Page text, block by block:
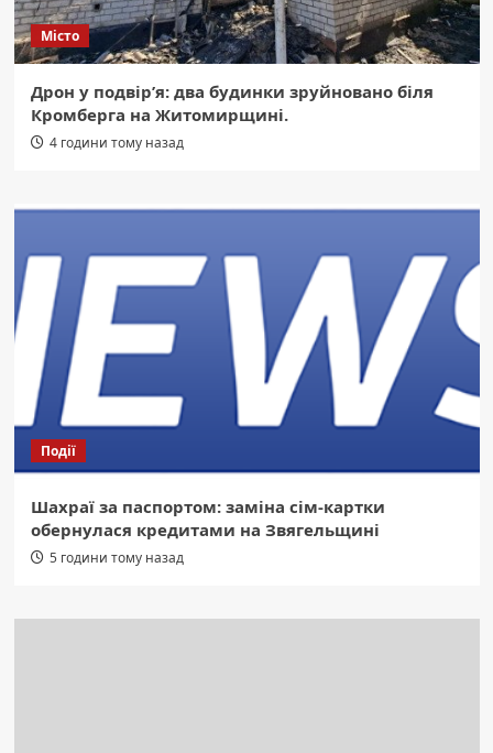
Місто
Дрон у подвір’я: два будинки зруйновано біля
Кромберга на Житомирщині.
4 години тому назад
Події
Шахраї за паспортом: заміна сім-картки
обернулася кредитами на Звягельщині
5 години тому назад